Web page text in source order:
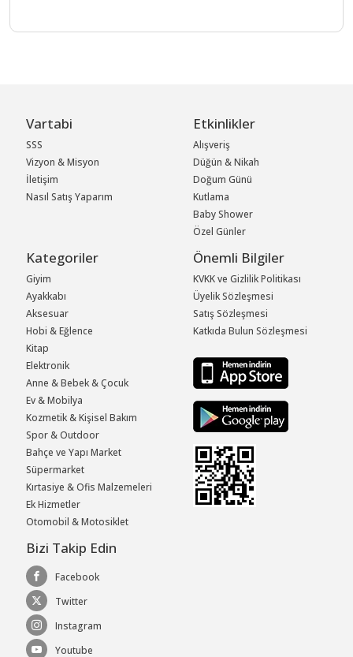
Vartabi
SSS
Vizyon & Misyon
İletişim
Nasıl Satış Yaparım
Etkinlikler
Alışveriş
Düğün & Nikah
Doğum Günü
Kutlama
Baby Shower
Özel Günler
Kategoriler
Giyim
Ayakkabı
Aksesuar
Hobi & Eğlence
Kitap
Elektronik
Anne & Bebek & Çocuk
Ev & Mobilya
Kozmetik & Kişisel Bakım
Spor & Outdoor
Bahçe ve Yapı Market
Süpermarket
Kırtasiye & Ofis Malzemeleri
Ek Hizmetler
Otomobil & Motosiklet
Önemli Bilgiler
KVKK ve Gizlilik Politikası
Üyelik Sözleşmesi
Satış Sözleşmesi
Katkıda Bulun Sözleşmesi
Bizi Takip Edin
Facebook
Twitter
Instagram
Youtube